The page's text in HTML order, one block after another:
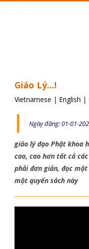
Giáo Lý...!
Vietnamese | English |
Ngày đăng: 01-01-
giáo lý đạo Phật khoa
cao, cao hơn tất cả
phải đơn giản, đọc
một quyển sách này